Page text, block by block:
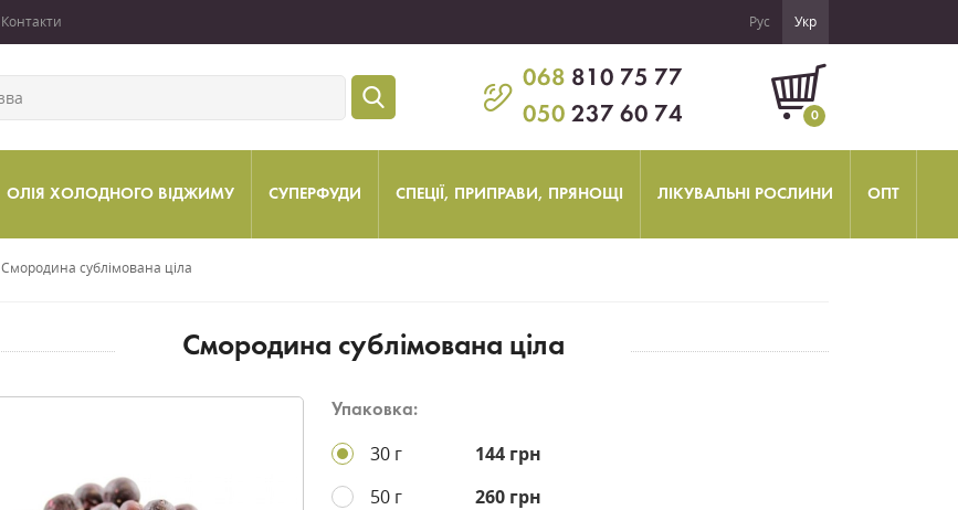
Контакти Рус Укр
068 810 75 77
050 237 60 74 0
ОЛІЯ ХОЛОДНОГО ВІДЖИМУ СУПЕРФУДИ СПЕЦІЇ, ПРИПРАВИ, ПРЯНОЩІ ЛІКУВАЛЬНІ РОСЛИНИ ОПТ
Смородина сублімована ціла
Смородина сублімована ціла
Упаковка:
30 г
144 грн
50 г
260 грн